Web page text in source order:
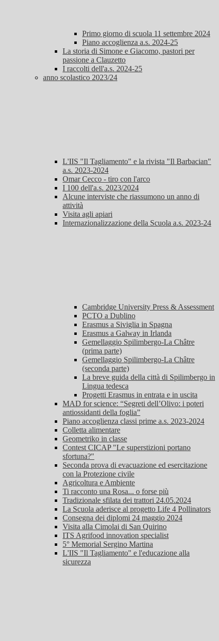
Primo giorno di scuola 11 settembre 2024
Piano accoglienza a.s. 2024-25
La storia di Simone e Giacomo, pastori per
passione a Clauzetto
I raccolti dell'a.s. 2024-25
anno scolastico 2023/24
L'IIS "Il Tagliamento" e la rivista "Il Barbacian"
a.s. 2023-2024
Omar Cecco - tiro con l'arco
I 100 dell'a.s. 2023/2024
Alcune interviste che riassumono un anno di
attività
Visita agli apiari
Internazionalizzazione della Scuola a.s. 2023-24
Cambridge University Press & Assessment
PCTO a Dublino
Erasmus a Siviglia in Spagna
Erasmus a Galway in Irlanda
Gemellaggio Spilimbergo-La Châtre
(prima parte)
Gemellaggio Spilimbergo-La Châtre
(seconda parte)
La breve guida della città di Spilimbergo in
Lingua tedesca
Progetti Erasmus in entrata e in uscita
MAD for science: “Segreti dell’Olivo: i poteri
antiossidanti della foglia”
Piano accoglienza classi prime a.s. 2023-2024
Colletta alimentare
Geometriko in classe
Contest CICAP "Le superstizioni portano
sfortuna?"
Seconda prova di evacuazione ed esercitazione
con la Protezione civile
Agricoltura e Ambiente
Ti racconto una Rosa... o forse più
Tradizionale sfilata dei trattori 24.05.2024
La Scuola aderisce al progetto Life 4 Pollinators
Consegna dei diplomi 24 maggio 2024
Visita alla Cimolai di San Quirino
ITS Agrifood innovation specialist
5° Memorial Sergino Martina
L'IIS "Il Tagliamento" e l'educazione alla
sicurezza